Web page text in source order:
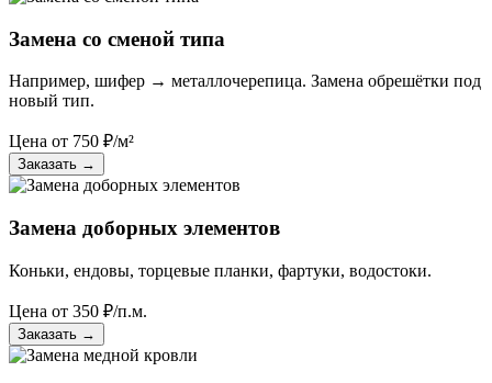
Замена со сменой типа
Например, шифер → металлочерепица. Замена обрешётки под
новый тип.
Цена от 750 ₽/м²
Заказать →
Замена доборных элементов
Коньки, ендовы, торцевые планки, фартуки, водостоки.
Цена от 350 ₽/п.м.
Заказать →